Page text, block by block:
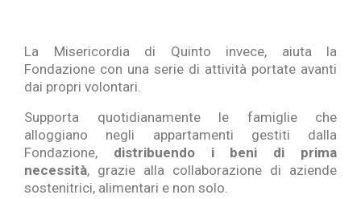
La Misericordia di Quinto invece, aiuta la
Fondazione con una serie di attività portate avanti
dai propri volontari.
Supporta quotidianamente le famiglie che
alloggiano negli appartamenti gestiti dalla
Fondazione, distribuendo i beni di prima
necessità, grazie alla collaborazione di aziende
sostenitrici, alimentari e non solo.